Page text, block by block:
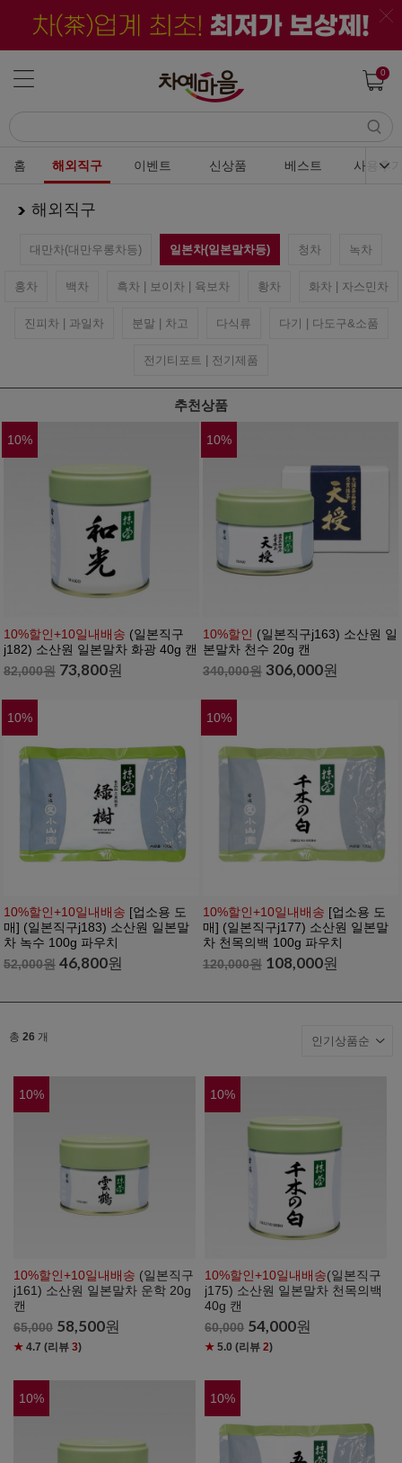
0
홈 해외직구 이벤트 신상품 베스트 사용후
해외직구
대만차(대만우롱차등) 일본차(일본말차등) 청차 녹차
홍차 백차 흑차 | 보이차 | 육보차 황차 화차 | 자스민차
진피차 | 과일차 분말 | 차고 다식류 다기 | 다도구&소품
전기티포트 | 전기제품
추천상품
10%
10%할인+10일내배송 (일본직구
j182) 소산원 일본말차 화광 40g 캔
82,000원 73,800원
10%
10%할인 (일본직구j163) 소산원 일
본말차 천수 20g 캔
340,000원 306,000원
10%
10%할인+10일내배송 [업소용 도
매] (일본직구j183) 소산원 일본말
차 녹수 100g 파우치
52,000원 46,800원
10%
10%할인+10일내배송 [업소용 도
매] (일본직구j177) 소산원 일본말
차 천목의백 100g 파우치
120,000원 108,000원
총 26 개
10%
10%할인+10일내배송 (일본직구
j161) 소산원 일본말차 운학 20g
캔
65,000 58,500원
★ 4.7 (리뷰 3)
10%
10%할인+10일내배송(일본직구
j175) 소산원 일본말차 천목의백
40g 캔
60,000 54,000원
★ 5.0 (리뷰2)
10% 10%